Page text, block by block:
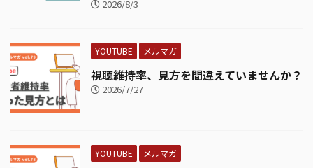
2026/8/3
YOUTUBE メルマガ
視聴維持率、見方を間違えていませんか？
2026/7/27
YOUTUBE メルマガ